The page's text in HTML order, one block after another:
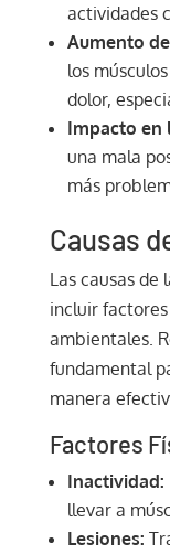
actividades
Aumento
los
dolor,
Impacto en
una mala
más
Causas
Las causas de
incluir
ambientales.
fundamental
manera
Factores
Inactividad:
llevar a
Lesiones: